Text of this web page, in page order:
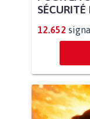
12.652